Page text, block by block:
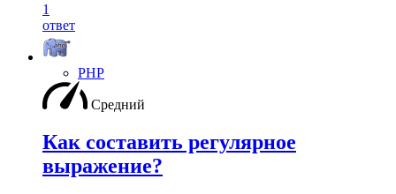
1
ответ
PHP
Средний
Как составить регулярное
выражение?